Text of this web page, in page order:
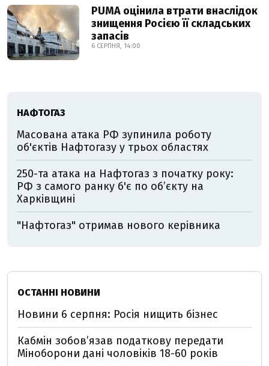
PUMA оцінила втрати внаслідок
знищення Росією її складських
запасів
6 СЕРПНЯ, 14:00
НАФТОГАЗ
Масована атака РФ зупинила роботу
об'єктів Нафтогазу у трьох областях
250-та атака на Нафтогаз з початку року:
РФ з самого ранку б'є по об’єкту на
Харківщині
"Нафтогаз" отримав нового керівника
ОСТАННІ НОВИНИ
Новини 6 серпня: Росія нищить бізнес
Кабмін зобовʼязав податкову передати
Міноборони дані чоловіків 18-60 років